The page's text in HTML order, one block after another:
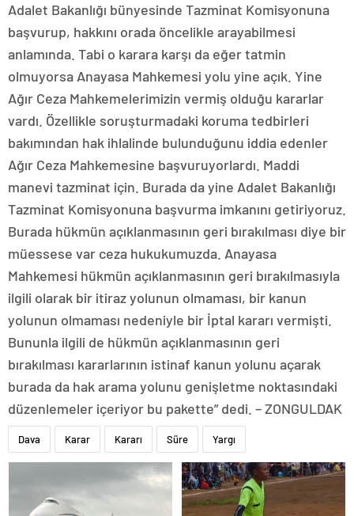
Adalet Bakanlığı bünyesinde Tazminat Komisyonuna
başvurup, hakkını orada öncelikle arayabilmesi
anlamında. Tabi o karara karşı da eğer tatmin
olmuyorsa Anayasa Mahkemesi yolu yine açık. Yine
Ağır Ceza Mahkemelerimizin vermiş olduğu kararlar
vardı. Özellikle soruşturmadaki koruma tedbirleri
bakımından hak ihlalinde bulunduğunu iddia edenler
Ağır Ceza Mahkemesine başvuruyorlardı. Maddi
manevi tazminat için. Burada da yine Adalet Bakanlığı
Tazminat Komisyonuna başvurma imkanını getiriyoruz.
Burada hükmün açıklanmasının geri bırakılması diye bir
müessese var ceza hukukumuzda. Anayasa
Mahkemesi hükmün açıklanmasının geri bırakılmasıyla
ilgili olarak bir itiraz yolunun olmaması, bir kanun
yolunun olmaması nedeniyle bir İptal kararı vermişti.
Bununla ilgili de hükmün açıklanmasının geri
bırakılması kararlarının istinaf kanun yolunu açarak
burada da hak arama yolunu genişletme noktasındaki
düzenlemeler içeriyor bu pakette” dedi. – ZONGULDAK
Dava Karar Kararı Süre Yargı